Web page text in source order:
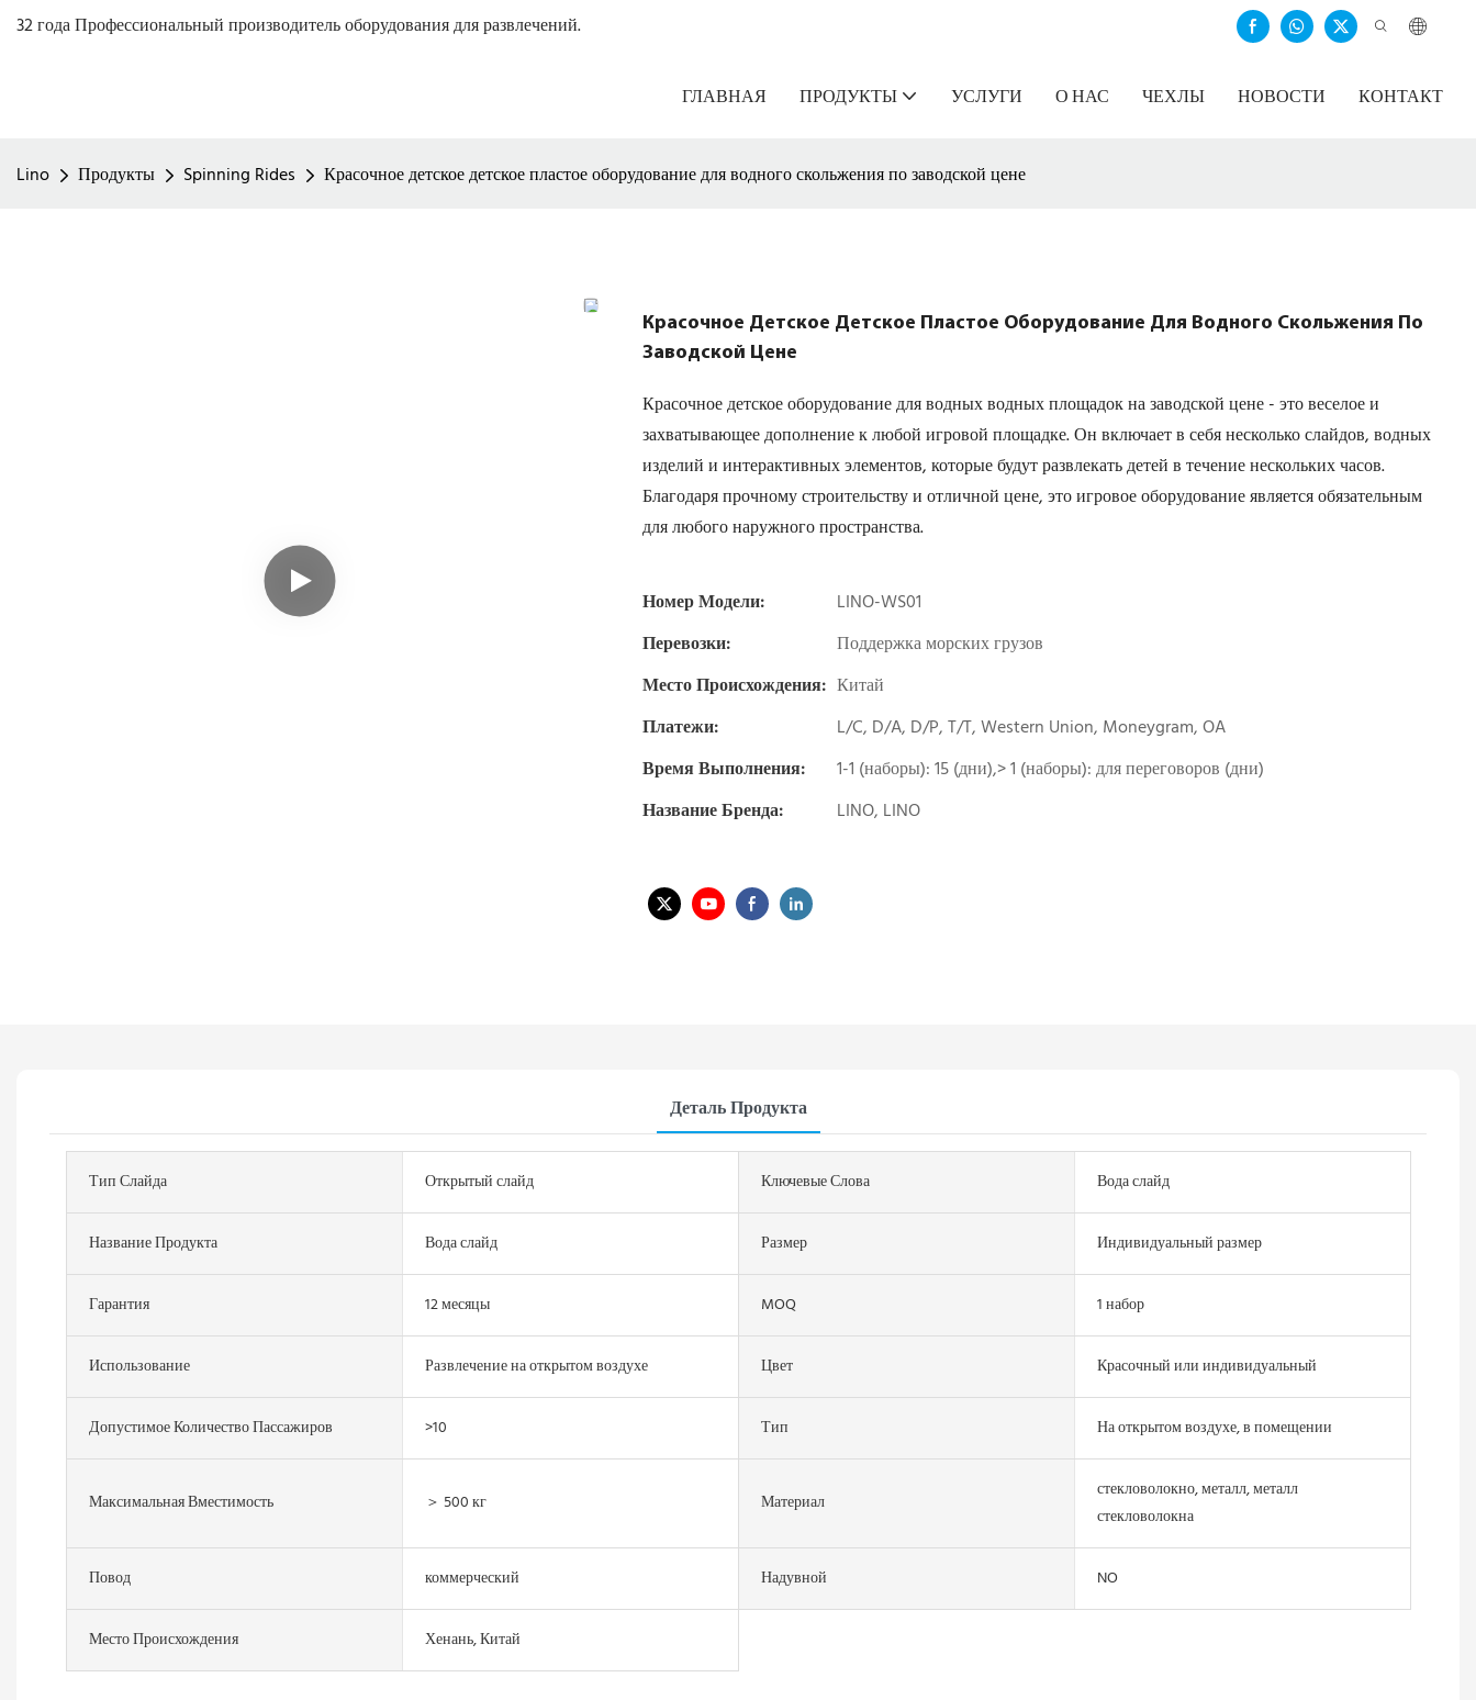
32 года Профессиональный производитель оборудования для развлечений.
ГЛАВНАЯ ПРОДУКТЫ УСЛУГИ О НАС ЧЕХЛЫ НОВОСТИ КОНТАКТ
Lino Продукты Spinning Rides Красочное детское детское пластое оборудование для водного скольжения по заводской цене
Красочное Детское Детское Пластое Оборудование Для Водного Скольжения По
Заводской Цене
Красочное детское оборудование для водных водных площадок на заводской цене - это веселое и
захватывающее дополнение к любой игровой площадке. Он включает в себя несколько слайдов, водных
изделий и интерактивных элементов, которые будут развлекать детей в течение нескольких часов.
Благодаря прочному строительству и отличной цене, это игровое оборудование является обязательным
для любого наружного пространства.
Номер Модели:
LINO-WS01
Перевозки:
Поддержка морских грузов
Место Происхождения: Китай
Платежи:
L/C, D/A, D/P, T/T, Western Union, Moneygram, OA
Время Выполнения:
1-1 (наборы): 15 (дни),> 1 (наборы): для переговоров (дни)
Название Бренда:
LINO, LINO
Деталь Продукта
Тип Слайда Открытый слайд Ключевые Слова Вода слайд
Название Продукта Вода слайд Размер Индивидуальный размер
Гарантия 12 месяцы MOQ 1 набор
Использование Развлечение на открытом воздухе Цвет Красочный или индивидуальный
Допустимое Количество Пассажиров >10 Тип На открытом воздухе, в помещении
Максимальная Вместимость ＞ 500 кг Материал
стекловолокно, металл, металл
стекловолокна
Повод коммерческий Надувной NO
Место Происхождения Хенань, Китай